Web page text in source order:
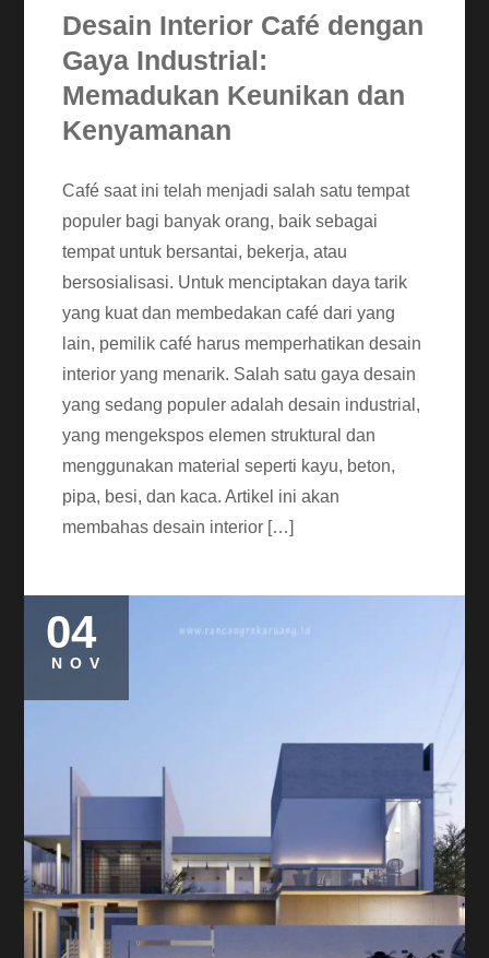
Desain Interior Café dengan
Gaya Industrial:
Memadukan Keunikan dan
Kenyamanan
Café saat ini telah menjadi salah satu tempat
populer bagi banyak orang, baik sebagai
tempat untuk bersantai, bekerja, atau
bersosialisasi. Untuk menciptakan daya tarik
yang kuat dan membedakan café dari yang
lain, pemilik café harus memperhatikan desain
interior yang menarik. Salah satu gaya desain
yang sedang populer adalah desain industrial,
yang mengekspos elemen struktural dan
menggunakan material seperti kayu, beton,
pipa, besi, dan kaca. Artikel ini akan
membahas desain interior […]
04
NOV